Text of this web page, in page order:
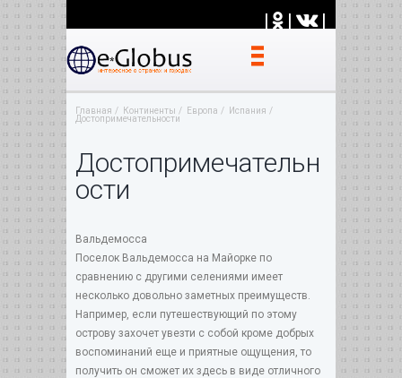
| | |
Главная Континенты Европа
Испания
Достопримечательности
Достопримечательн
ости
Вальдемосса
Поселок Вальдемосса на Майорке по
сравнению с другими селениями имеет
несколько довольно заметных преимуществ.
Например, если путешествующий по этому
острову захочет увезти с собой кроме добрых
воспоминаний еще и приятные ощущения, то
получить он сможет их здесь в виде отличного